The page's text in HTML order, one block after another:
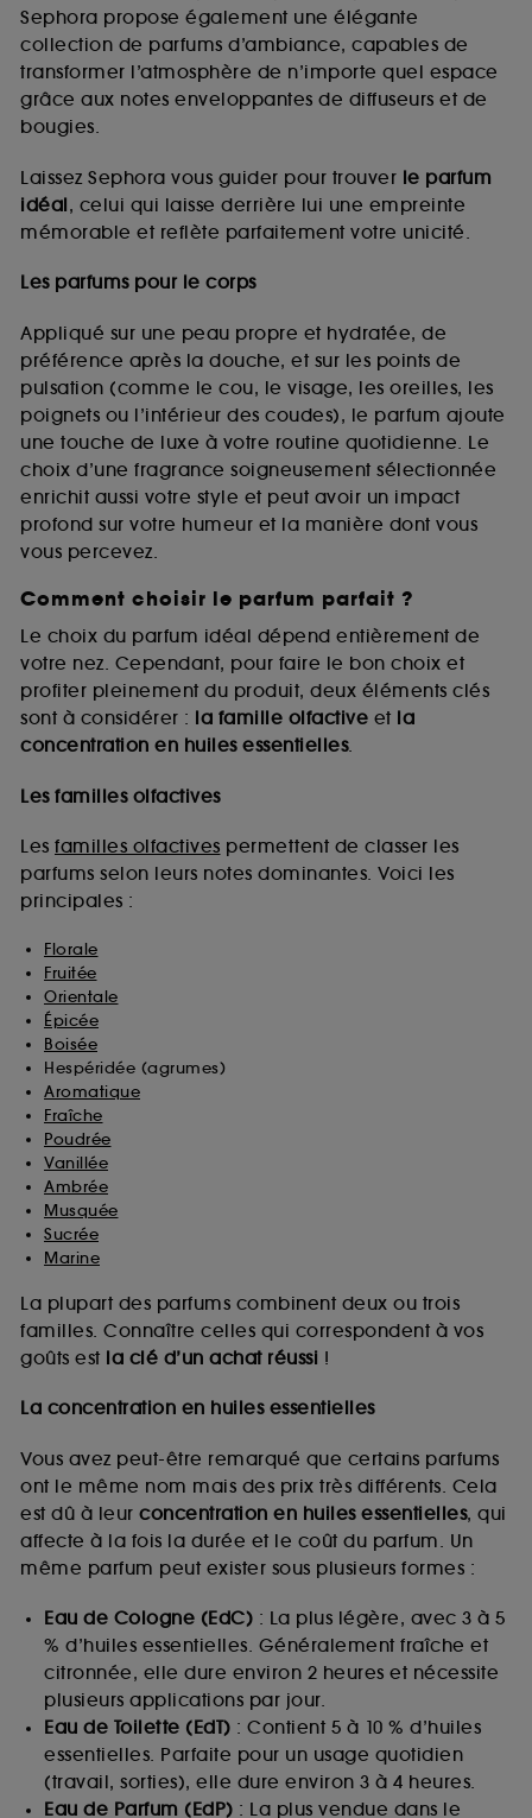
Sephora propose également une élégante
collection de parfums d’ambiance, capables de
transformer l’atmosphère de n’importe quel espace
grâce aux notes enveloppantes de diffuseurs et de
bougies.
Laissez Sephora vous guider pour trouver le parfum
idéal, celui qui laisse derrière lui une empreinte
mémorable et reflète parfaitement votre unicité.
Les parfums pour le corps
Appliqué sur une peau propre et hydratée, de
préférence après la douche, et sur les points de
pulsation (comme le cou, le visage, les oreilles, les
poignets ou l’intérieur des coudes), le parfum ajoute
une touche de luxe à votre routine quotidienne. Le
choix d’une fragrance soigneusement sélectionnée
enrichit aussi votre style et peut avoir un impact
profond sur votre humeur et la manière dont vous
vous percevez.
Comment choisir le parfum parfait ?
Le choix du parfum idéal dépend entièrement de
votre nez. Cependant, pour faire le bon choix et
profiter pleinement du produit, deux éléments clés
sont à considérer : la famille olfactive et la
concentration en huiles essentielles.
Les familles olfactives
Les familles olfactives permettent de classer les
parfums selon leurs notes dominantes. Voici les
principales :
Florale
Fruitée
Orientale
Épicée
Boisée
Hespéridée (agrumes)
Aromatique
Fraîche
Poudrée
Vanillée
Ambrée
Musquée
Sucrée
Marine
La plupart des parfums combinent deux ou trois
familles. Connaître celles qui correspondent à vos
goûts est la clé d’un achat réussi !
La concentration en huiles essentielles
Vous avez peut-être remarqué que certains parfums
ont le même nom mais des prix très différents. Cela
est dû à leur concentration en huiles essentielles, qui
affecte à la fois la durée et le coût du parfum. Un
même parfum peut exister sous plusieurs formes :
Eau de Cologne (EdC) : La plus légère, avec 3 à 5
% d’huiles essentielles. Généralement fraîche et
citronnée, elle dure environ 2 heures et nécessite
plusieurs applications par jour.
Eau de Toilette (EdT) : Contient 5 à 10 % d’huiles
essentielles. Parfaite pour un usage quotidien
(travail, sorties), elle dure environ 3 à 4 heures.
Eau de Parfum (EdP) : La plus vendue dans le
de vous plaire via des publicités, y compris sur des
sites tiers et sur les réseaux sociaux, sur la base
des pages que vous avez consultées, de votre
navigation, et de l'historique de vos interactions.
d’en améliorer la performance.
Cookies de sécurisation des paiements en ligne :
fraudes aux moyens de paiement et les
usurpations d’identité.
Cookies fonctionnels :il s’agit de cookies
permettant l’affichage et/ou la fourniture de
certaines fonctionnalités du site, tel que les
cookies d’authentification qui sont utilisés afin de
vous faire bénéficier de l’authentification
prolongée vous permettant d’accéder à votre
compte lors de votre prochaine visite sur le site
sans saisir à nouveau votre identifiant et mot de
passe.
A l'exception des cookies techniques, le dépôt et la
lecture de ces traceurs requiert votre accord. Vous
pouvez personnaliser vos choix concernant le dépôt
de ces cookies grâce au bouton "personnaliser mes
choix" ci-dessous ou décider de "tout accepter".
Sephora pourra associer les informations de
navigation collectées par ces Cookies, pour les
collectées ou générées lors de votre activité en ligne
sur "continuer sans accepter". Voous pouvez à tout
moment choisir de retirer votrte consentement. Si vous
souhaitez obtenir plus d'information sur les cookies
utilisés, cliquez